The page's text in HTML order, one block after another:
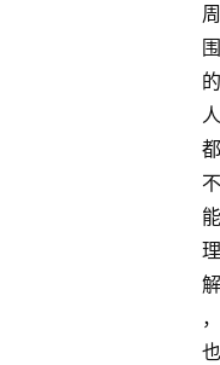
周
围
的
人
都
不
能
理
解
，
也